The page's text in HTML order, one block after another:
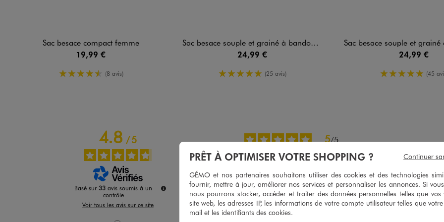
Sac besace compact femme
19,99 €
4.5/5 de moyenne
(8 avis)
Sac besace souple et grainé à bandoulière fantaisie amovible femme
24,99 €
5/5 de moyenne
(25 avis)
Sac besace souple et grainé à bandoulière fantaisie
24,99 €
5/5 de
(45
4.8/5
Basé sur33 avis soumis à un
contrôle
Voir tous les avis sur ce site
5/5
Avis du02/08/2026 , suite à une expérience du20/07/2026 parSandrine
Utile (0) Signaler
PRÊT À OPTIMISER VOTRE SHOPPING ?
GÉMO et nos partenaires souhaitons utiliser des cookies et des technologies
fournir, mettre à jour, améliorer nos services et personnaliser les annonces. Si
nous pourrons stocker, accéder et traiter des données personnelles telles que vos
site web, les adresses IP, les informations de votre compte utilisateur telles que
mail et les identifiants des cookies.
Continuer